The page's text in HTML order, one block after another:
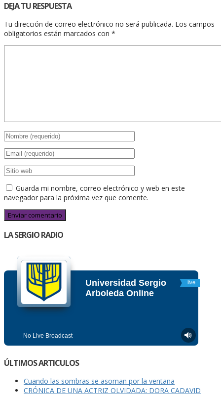
DEJA TU RESPUESTA
Tu dirección de correo electrónico no será publicada. Los campos
obligatorios están marcados con *
Guarda mi nombre, correo electrónico y web en este
navegador para la próxima vez que comente.
LA SERGIO RADIO
ÚLTIMOS ARTICULOS
Cuando las sombras se asoman por la ventana
CRÓNICA DE UNA ACTRIZ OLVIDADA: DORA CADAVID